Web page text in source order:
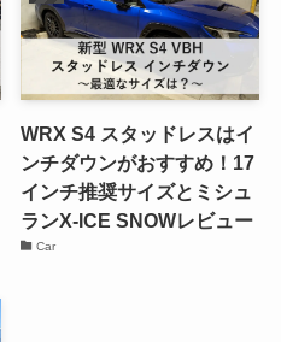
WRX S4 スタッドレスはイ
ンチダウンがおすすめ！17
インチ推奨サイズとミシュ
ランX-ICE SNOWレビュー
Car